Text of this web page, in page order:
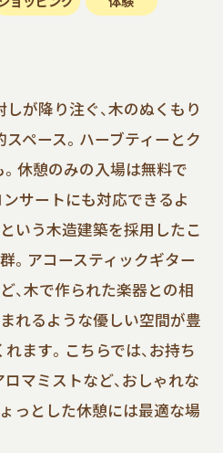
が降り注ぐ、木のぬくもり
ペース。ハーブティーとク
休憩のみの入場は無料で
サートにも対応できるよ
いう木造建築を採用したこ
。アコースティックギター
、木で作られた楽器との相
れるような優しい空間が豊
ます。こちらでは、お持ち
マミストなど、おしゃれな
っとした休憩には最適な場